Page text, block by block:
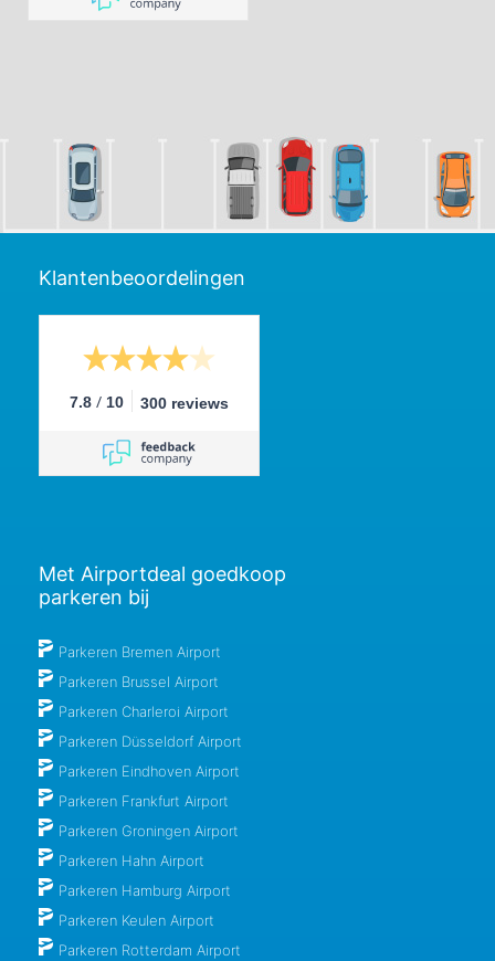
Klantenbeoordelingen
7.8 / 10 300 reviews
Met Airportdeal goedkoop
parkeren bij
Parkeren Bremen Airport
Parkeren Brussel Airport
Parkeren Charleroi Airport
Parkeren Düsseldorf Airport
Parkeren Eindhoven Airport
Parkeren Frankfurt Airport
Parkeren Groningen Airport
Parkeren Hahn Airport
Parkeren Hamburg Airport
Parkeren Keulen Airport
Parkeren Rotterdam Airport